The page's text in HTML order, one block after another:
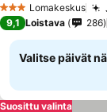
3 Tähtiluokitus
Lomakeskus
9,1 Loistava 286
Valitse päivät
Suosittu valinta